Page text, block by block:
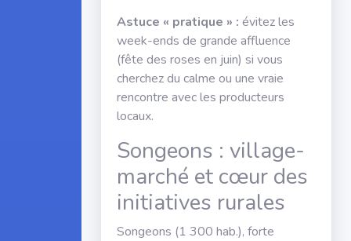
Astuce « pratique » : évitez les
week-ends de grande affluence
(fête des roses en juin) si vous
cherchez du calme ou une vraie
rencontre avec les producteurs
locaux.
Songeons : village-
marché et cœur des
initiatives rurales
Songeons (1 300 hab.), forte